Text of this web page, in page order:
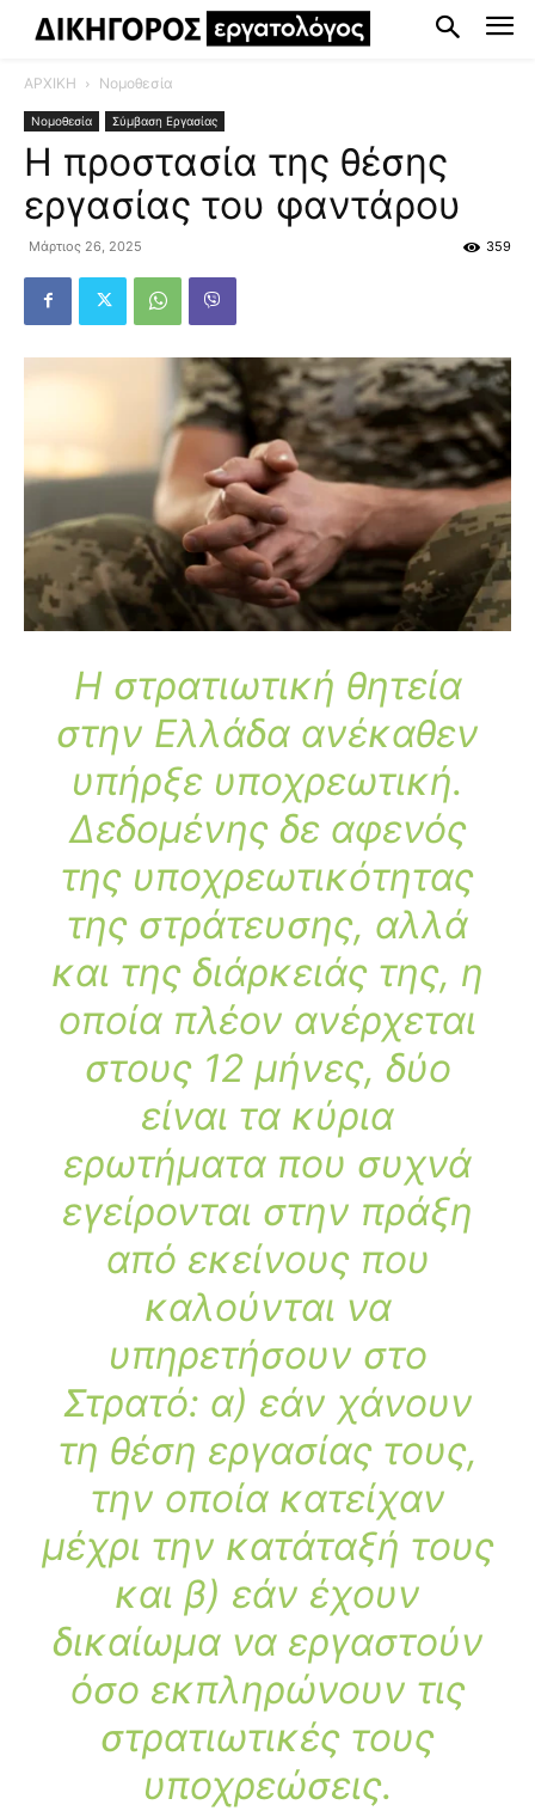
ΑΡΧΙΚΗ Νομοθεσία
Νομοθεσία Σύμβαση Εργασίας
Η προστασία της θέσης
εργασίας του φαντάρου
Μάρτιος 26, 2025 359
Η στρατιωτική θητεία
στην Ελλάδα ανέκαθεν
υπήρξε υποχρεωτική.
Δεδομένης δε αφενός
της υποχρεωτικότητας
της στράτευσης, αλλά
και της διάρκειάς της, η
οποία πλέον ανέρχεται
στους 12 μήνες, δύο
είναι τα κύρια
ερωτήματα που συχνά
εγείρονται στην πράξη
από εκείνους που
καλούνται να
υπηρετήσουν στο
Στρατό: α) εάν χάνουν
τη θέση εργασίας τους,
την οποία κατείχαν
μέχρι την κατάταξή τους
και β) εάν έχουν
δικαίωμα να εργαστούν
όσο εκπληρώνουν τις
στρατιωτικές τους
υποχρεώσεις.